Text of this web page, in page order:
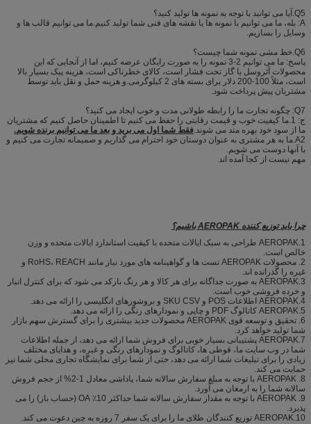
Q5.آیا می توانید با توجه به نمونه ها تولید کنید؟
A: بله، ما می توانیم با نمونه ها یا نقشه های فنی شما تولید کنیم.ما می توانیم قالب ها و
وسایل را بسازیم.
Q6.خط مشی نمونه شما چیست؟
پاسخ: ما می توانیم 2-3 نمونه را به صورت رایگان عرضه کنیم، اما از آنجایی که این
محصولات آئروسل با گاز تحت فشار است، کالای خطرناکی است، هزینه پیک بسیار بالا
است، مثلاً 100-200 دلار برای بسته های 2 کیلوگرمی.و هزینه حمل و نقل باید توسط
مشتریان پیش پرداخت شود.
Q7: چگونه تجارت ما را رابطه طولانی مدت و خوب ایجاد می کنید؟
ج: 1.ما کیفیت خوب و قیمت رقابتی را حفظ می کنیم تا اطمینان حاصل کنیم که مشتریان
ما از سود خود بهره مند می شوند.فقط شما اول می برید و بعد ما می توانیم برنده شویم.
A2.ما به هر مشتری به عنوان دوستان خود احترام می گذاریم و صمیمانه تجارت می کنیم و
با آنها دوست می شویم.
مهم نیست از کجا آمده اند
چرا باید توزیع کننده AEROPAK باشیم؟
1.AEROPAK طراحی به سبک ایالات متحده با کیفیت استاندارد ایالات متحده و وزن
خالص است.
2. محصولات AEROPAK تست ها و گواهینامه های مورد نیاز مانند RoHS، REACH و
غیره را گذرانده اند.
3.AEROPAK به صورت جداگانه برای هر کالا و هر رنگ بارکد می شود که برای کنترل انبار
و خرده فروشی خوب است.
4.AEROPAK اطلاعات POS و SKU CSV و بروشورهای انگلیسی را ارائه می دهد.
5.AEROPAK کاتالوگ PDF و چاپی و نمودارهای رنگی را ارائه می دهد.
6. تحقیق و توسعه قوی AEROPAK محصولات جدید بیشتری را برای گسترش سهم بازار
شما تولید خواهد کرد.
7.AEROPAK پشتیبانی بسیار خوبی برای فروش شما ارائه می دهد، از جمله اطلاعات
شما در وب سایت ما، قوطی ها، کاتالوگ و نمودارهای رنگی و غیره، و هدایای مختلف
زیادی را برای تبلیغات شما ارائه می دهد، حتی از شما برای نمایشگاه تجاری محلی شما نیز
حمایت می کند.
8. AEROPAK با توجه به مبلغ سفارش سالانه شما، پاداشی معادل 1-2% از حجم فروش
سالانه شما را به ارمغان می آورد.
9. AEROPAK با توجه به مقدار سفارش سالانه شما حداکثر 10٪ OA (حساب باز) را می
پذیرد.
10.AEROPAK توزیع کنندگان طلای ما را برای یک سفر 7 روزه به چین دعوت می کند.